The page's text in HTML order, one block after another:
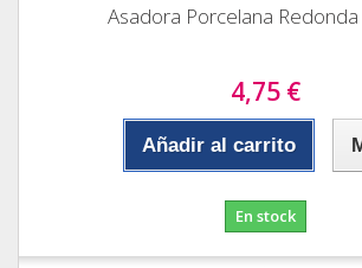
Asadora Porcelana Redonda
4,75 €
Añadir al carrito
En stock